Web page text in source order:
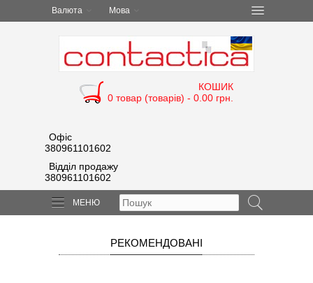
Валюта Мова
КОШИК
0 товар (товарів) - 0.00 грн.
Офіс
380961101602
Відділ продажу
380961101602
МЕНЮ
РЕКОМЕНДОВАНІ